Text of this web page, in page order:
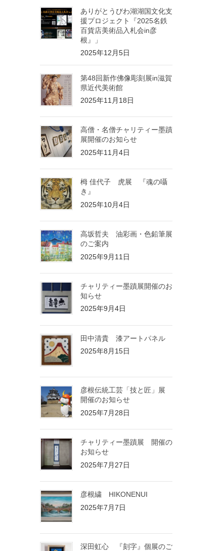
ありがとうびわ湖湖国文化支
援プロジェクト『2025名鉄
百貨店美術品入札会in彦
根』」
2025年12月5日
第48回新作佛像彫刻展in滋賀
県近代美術館
2025年11月18日
高僧・名僧チャリティー墨蹟
展開催のお知らせ
2025年11月4日
栂 佳代子 虎展 『魂の囁
き』
2025年10月4日
高坂哲夫 油彩画・色鉛筆展
のご案内
2025年9月11日
チャリティー墨蹟展開催のお
知らせ
2025年9月4日
田中清貴 漆アートパネル
2025年8月15日
彦根伝統工芸「技と匠」展
開催のお知らせ
2025年7月28日
チャリティー墨蹟展 開催の
お知らせ
2025年7月27日
彦根繍 HIKONENUI
2025年7月7日
深田虹心 『刻字』個展のご